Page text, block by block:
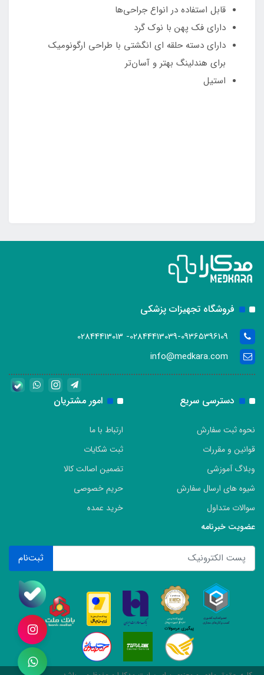
قابل استفاده در انواع جراحی‌ها
دارای فک پهن با نوک گرد
دارای دسته حلقه ای انگشتی با طراحی ارگونومیک
برای هندلینگ بهتر و آسان‌تر
استیل
فروشگاه تجهیزات پزشکی
02844413039-09365396109- 02844413013
info@medkara.com
دسترسی سریع
نحوه ثبت سفارش
قوانین و مقررات
وبلاگ آموزشی
شیوه های ارسال سفارش
سوالات متداول
امور مشتریان
ارتباط با ما
ثبت شکایات
تضمین اصالت کالا
حریم خصوصی
خرید عمده
عضویت خبرنامه
ثبت‌نام